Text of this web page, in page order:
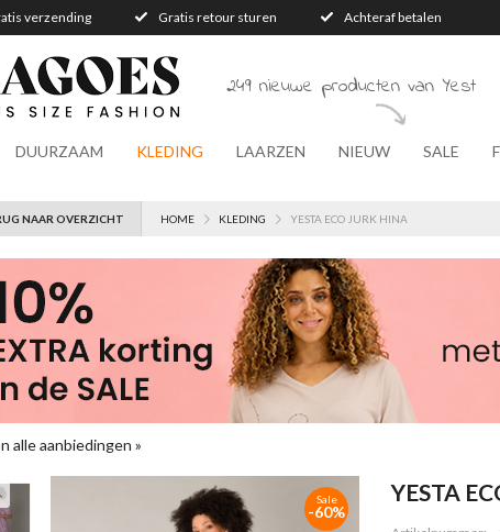
verzending Gratis retour sturen Achteraf betalen
249 nieuwe producten van Yest
DUURZAAM KLEDING LAARZEN NIEUW SALE
NAAR OVERZICHT HOME KLEDING YESTA ECO JURK HINA
alle aanbiedingen »
Sale
-60%
YESTA